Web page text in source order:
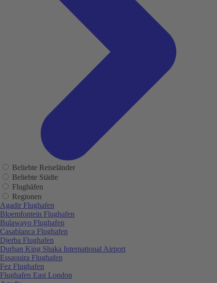
Beliebte Reiseländer
Beliebte Städte
Flughäfen
Regionen
Agadir Flughafen
Bloemfontein Flughafen
Bulawayo Flughafen
Casablanca Flughafen
Djerba Flughafen
Durban King Shaka International Airport
Essaouira Flughafen
Fez Flughafen
Flughafen East London